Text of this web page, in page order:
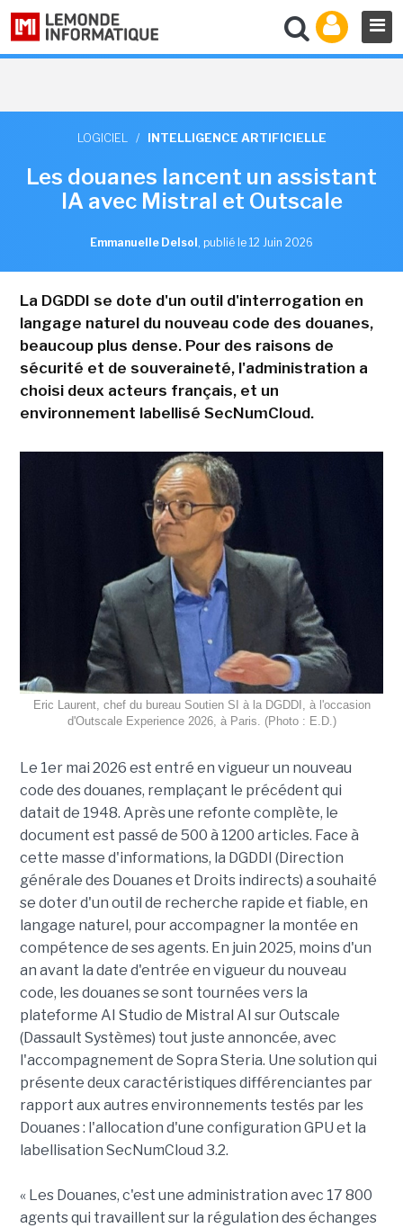
LOGICIEL / INTELLIGENCE ARTIFICIELLE
Les douanes lancent un assistant
IA avec Mistral et Outscale
Emmanuelle Delsol , publié le 12 Juin 2026
La DGDDI se dote d'un outil d'interrogation en
langage naturel du nouveau code des douanes,
beaucoup plus dense. Pour des raisons de
sécurité et de souveraineté, l'administration a
choisi deux acteurs français, et un
environnement labellisé SecNumCloud.
Eric Laurent, chef du bureau Soutien SI à la DGDDI, à l'occasion
d'Outscale Experience 2026, à Paris. (Photo : E.D.)
Le 1er mai 2026 est entré en vigueur un nouveau
code des douanes, remplaçant le précédent qui
datait de 1948. Après une refonte complète, le
document est passé de 500 à 1200 articles. Face à
cette masse d'informations, la DGDDI (Direction
générale des Douanes et Droits indirects) a souhaité
se doter d'un outil de recherche rapide et fiable, en
langage naturel, pour accompagner la montée en
compétence de ses agents. En juin 2025, moins d'un
an avant la date d'entrée en vigueur du nouveau
code, les douanes se sont tournées vers la
plateforme AI Studio de Mistral AI sur Outscale
(Dassault Systèmes) tout juste annoncée, avec
l'accompagnement de Sopra Steria. Une solution qui
présente deux caractéristiques différenciantes par
rapport aux autres environnements testés par les
Douanes : l'allocation d'une configuration GPU et la
labellisation SecNumCloud 3.2.
« Les Douanes, c'est une administration avec 17 800
agents qui travaillent sur la régulation des échanges